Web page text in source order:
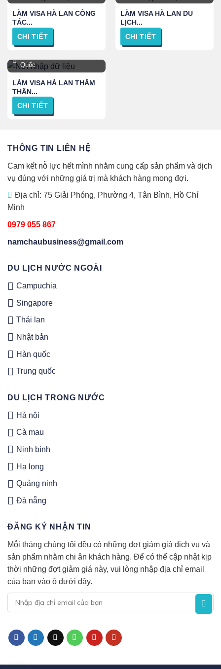
LÀM VISA HÀ LAN CÔNG
TÁC...
CHI TIẾT
LÀM VISA HÀ LAN DU
LỊCH...
CHI TIẾT
Quốc
LÀM VISA HÀ LAN THĂM
THÂN...
CHI TIẾT
THÔNG TIN LIÊN HỆ
Cam kết nỗ lực hết mình nhằm cung cấp sản phẩm và dịch
vụ đúng với những giá trị mà khách hàng mong đợi.
Địa chỉ: 75 Giải Phóng, Phường 4, Tân Bình, Hồ Chí
Minh
0979 055 867
namchaubusiness@gmail.com
DU LỊCH NƯỚC NGOÀI
Campuchia
Singapore
Thái lan
Nhật bản
Hàn quốc
Trung quốc
DU LỊCH TRONG NƯỚC
Hà nội
Cà mau
Ninh bình
Hạ long
Quảng ninh
Đà nẵng
ĐĂNG KÝ NHẬN TIN
Mỗi tháng chúng tôi đều có những đợt giảm giá dịch vụ và
sản phẩm nhằm chi ân khách hàng. Để có thể cập nhật kịp
thời những đợt giảm giá này, vui lòng nhập địa chỉ email
của bạn vào ô dưới đây.